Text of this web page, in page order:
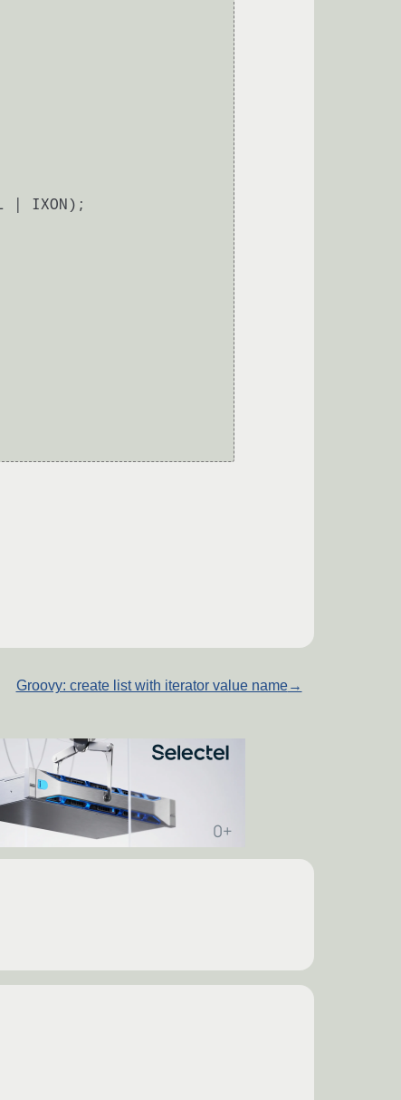
Groovy: create list with iterator value name→